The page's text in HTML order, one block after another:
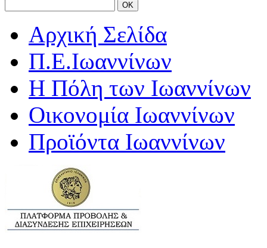
OK
Αρχική Σελίδα
Π.Ε.Ιωαννίνων
Η Πόλη των Ιωαννίνων
Οικονομία Ιωαννίνων
Προϊόντα Ιωαννίνων